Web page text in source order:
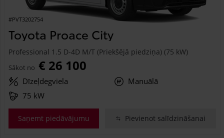
#PVT3202754
Toyota Proace City
Professional 1.5 D-4D M/T (Priekšējā piedziņa) (75 kW)
Sākot no € 26 100
Dīzeļdegviela
Manuālā
75 kW
Saņemt piedāvājumu Pievienot salīdzināšanai